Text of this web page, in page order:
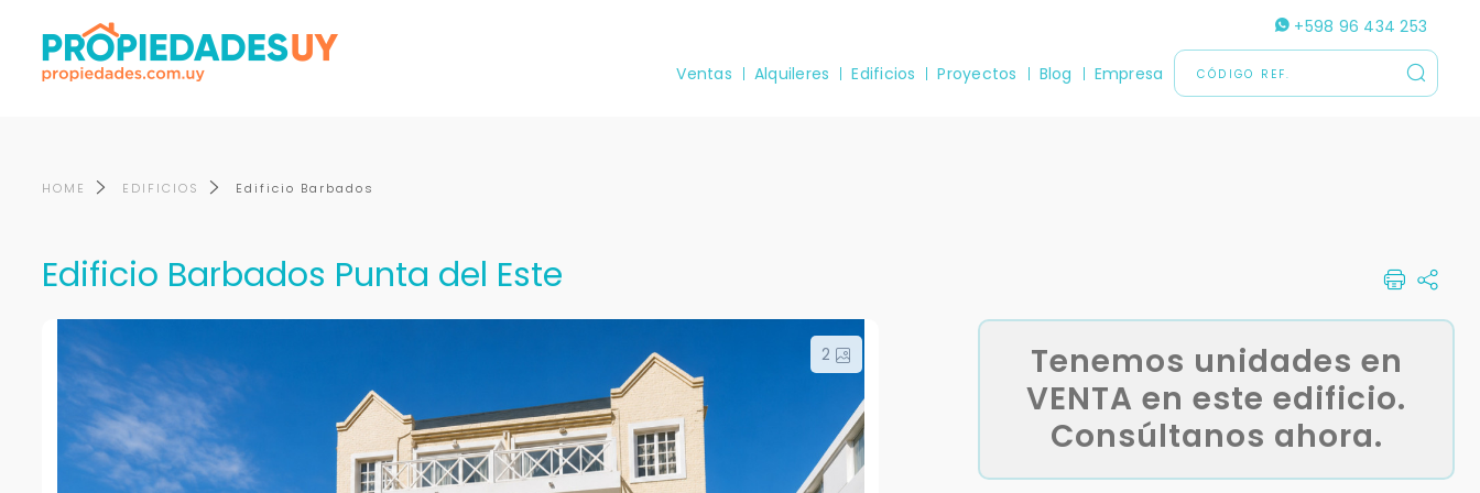
+598 96 434 253
Ventas Alquileres Edificios Proyectos Blog Empresa
HOME EDIFICIOS Edificio Barbados
Edificio Barbados Punta del Este
2
Tenemos unidades en
VENTA en este edificio.
Consúltanos ahora.